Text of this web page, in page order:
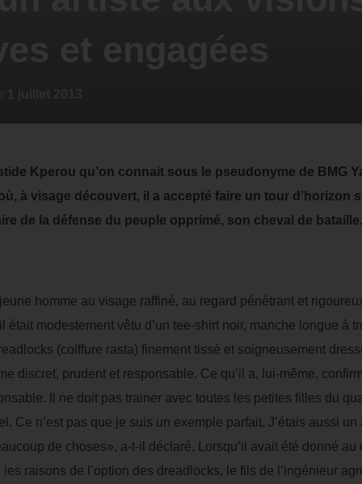
Kperou qu’on connait sous le pseudonyme de BMG
à visage découvert, il a accepté faire un tour d’horizon
de la défense du peuple opprimé, son cheval de bataille.
homme au visage raffiné, au regard pénétrant et
était modestement vêtu d’un tee-shirt noir, manche longue à
(coiffure rasta) finement tissé et soigneusement
discret, prudent et responsable. Ce qu’il a, lui-même,
Il ne doit pas trainer avec toutes les petites filles du
Ce n’est pas que je suis un exemple parfait. J’étais aussi
de choses», a-t-il déclaré. Lorsqu’il avait été donné
raisons de l’option des dreadlocks, le fils de l’ingénieur